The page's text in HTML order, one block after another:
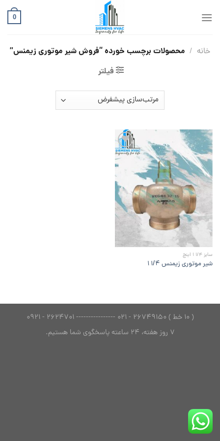
0
خانه / محصولات برچسب خورده “فروش شیر موتوری زیمنس”
فیلتر
افزودن
علاقه
مندی
سایز 1/4 1 اینچ
شیر موتوری زیمنس ۱/۴ ۱
( 10 خط ) 26749150 - 021 ---------------- 2624701 - 0921
7 روز هفته، 24 ساعته پاسخگوی شما هستیم.